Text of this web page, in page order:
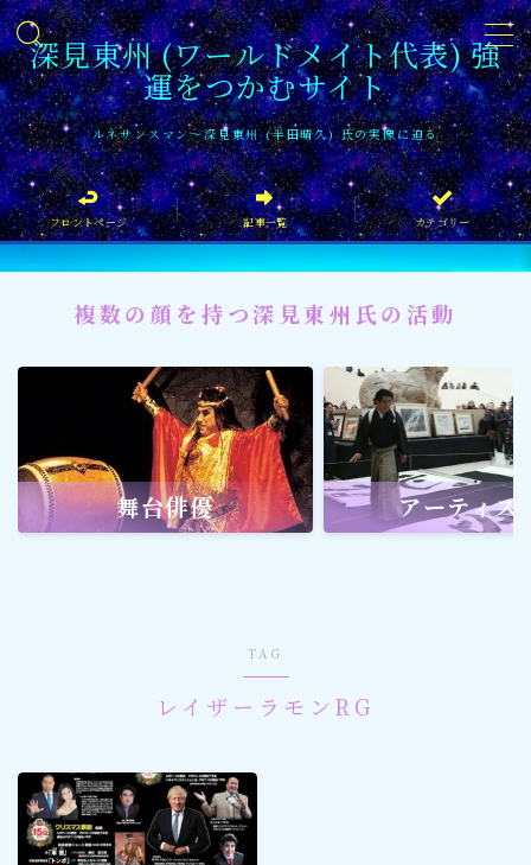
深見東州 (ワールドメイト代表) 強
運をつかむサイト
ルネサンスマン〜深見東州 (半田晴久) 氏の実像に迫る
MENU
フロントページ
記事一覧
イベント情報
企業家
文化・芸術活動
社会貢献 社会貢献
メディア・ネット
ワールドメイト
フロントページ 記事一覧 カテゴリー
複数の顔を持つ深見東州氏の活動
舞台俳優 アーティス
TAG
レイザーラモンRG